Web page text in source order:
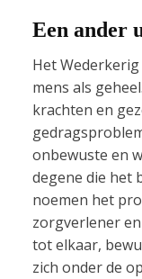
Een ander
Het
mens als
krachten en
onbewuste en
degene die het
noemen het
zorgverlener
tot elkaar,
zich onder de